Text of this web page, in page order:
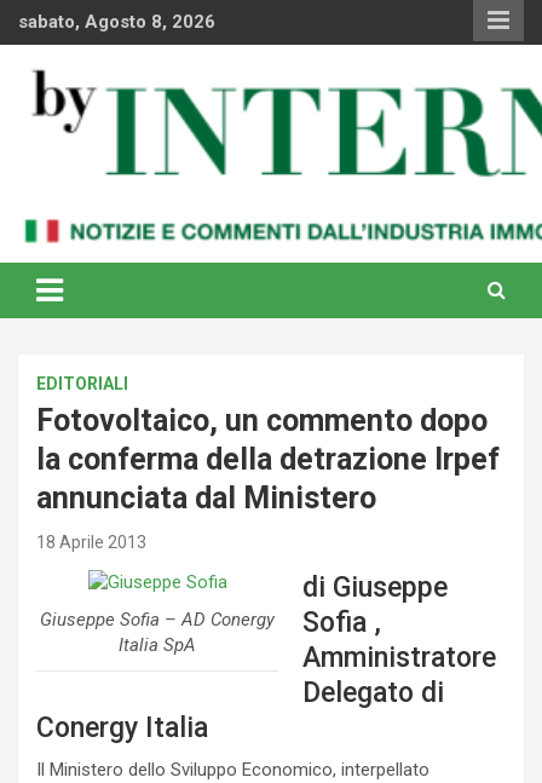
sabato, Agosto 8, 2026
By Internews
internazionale
EDITORIALI
Fotovoltaico, un commento dopo
la conferma della detrazione Irpef
annunciata dal Ministero
18 Aprile 2013
Giuseppe Sofia – AD Conergy
Italia SpA
di Giuseppe
Sofia ,
Amministratore
Delegato di
Conergy Italia
Il Ministero dello Sviluppo Economico, interpellato